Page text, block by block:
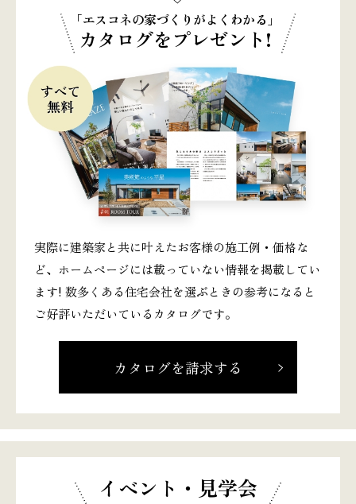
「エスコネの家づくりがよくわかる」
カタログをプレゼント!
実際に建築家と共に叶えたお客様の施工例・価格な
ど、ホームページには載っていない情報を掲載してい
ます! 数多くある住宅会社を選ぶときの参考になると
ご好評いただいているカタログです。
カタログを請求する
イベント・見学会